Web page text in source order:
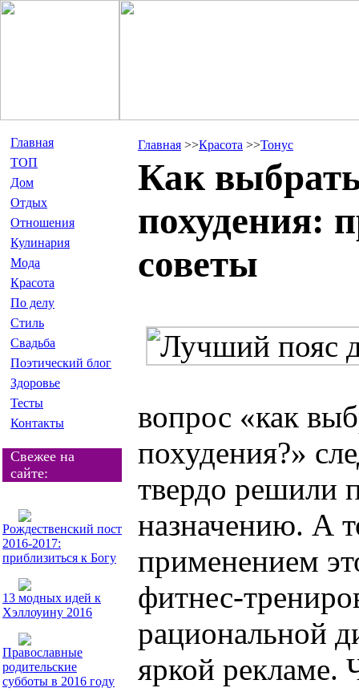
Главная
ТОП
Дом
Отдых
Отношения
Кулинария
Мода
Красота
По делу
Стиль
Свадьба
Поэтический блог
Здоровье
Тесты
Контакты
Свежее на
сайте:
Рождественский пост
2016-2017:
приблизиться к Богу
13 модных идей к
Хэллоуину 2016
Православные
родительские
субботы в 2016 году
Главная >>Красота >>Тонус
Как
похудения:
советы
вопрос «как
похудения?»
твердо решили
назначению. А
применением
фитнес-
рациональной
яркой рекламе.